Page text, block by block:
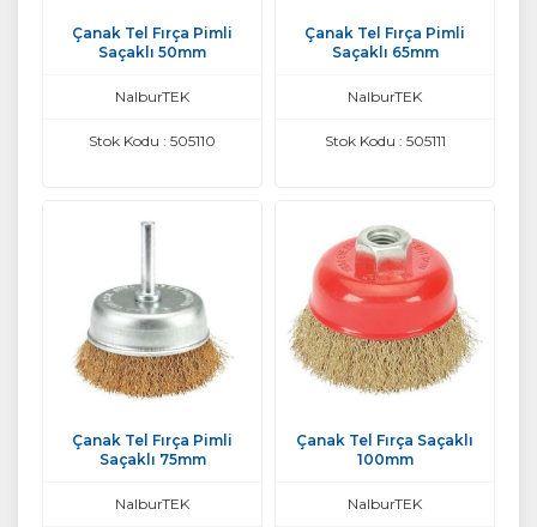
Çanak Tel Fırça Pimli
Saçaklı 50mm
NalburTEK
Stok Kodu : 505110
Çanak Tel Fırça Pimli
Saçaklı 65mm
NalburTEK
Stok Kodu : 505111
Çanak Tel Fırça Pimli
Saçaklı 75mm
NalburTEK
Çanak Tel Fırça Saçaklı
100mm
NalburTEK